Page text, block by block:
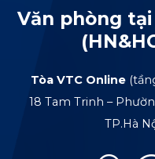
Văn phòng
Tòa VTC Online
18 Tam Trinh –
TP.Hà